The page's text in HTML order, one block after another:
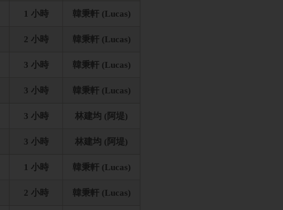
1 小時 韓秉軒 (Lucas)
2 小時 韓秉軒 (Lucas)
3 小時 韓秉軒 (Lucas)
3 小時 韓秉軒 (Lucas)
3 小時 林建均 (阿堤)
3 小時 林建均 (阿堤)
1 小時 韓秉軒 (Lucas)
2 小時 韓秉軒 (Lucas)